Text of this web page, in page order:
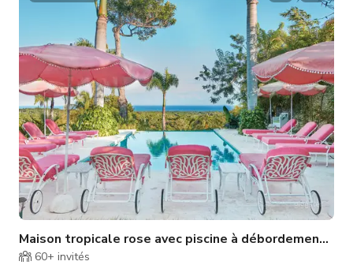
d'enregistrement musical, équipé d'une collection éclectique
d'objets inspirés de l'Orient. Il est situé à côté d'une salle de
production / loge
Maison tropicale rose avec piscine à débordement et cabanes
60+ invités